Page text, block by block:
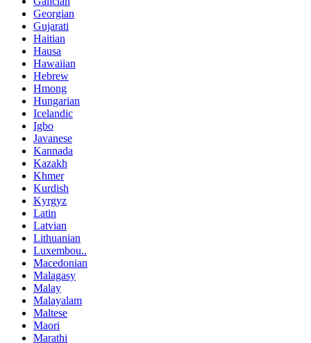
Georgian
Gujarati
Haitian
Hausa
Hawaiian
Hebrew
Hmong
Hungarian
Icelandic
Igbo
Javanese
Kannada
Kazakh
Khmer
Kurdish
Kyrgyz
Latin
Latvian
Lithuanian
Luxembou..
Macedonian
Malagasy
Malay
Malayalam
Maltese
Maori
Marathi